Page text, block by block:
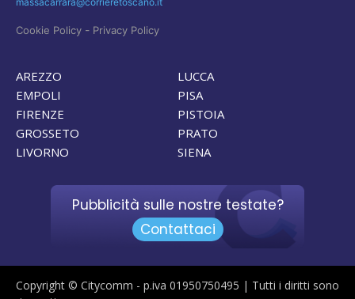
Cookie Policy - Privacy Policy
AREZZO
EMPOLI
FIRENZE
GROSSETO
LIVORNO
LUCCA
PISA
PISTOIA
PRATO
SIENA
Pubblicità sulle nostre testate?
Contattaci
Copyright © Citycomm - p.iva 01950750495 | Tutti i diritti sono